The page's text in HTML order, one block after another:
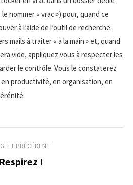
le nommer « vrac ») pour, quand ce
à l’aide de l’outil de recherche.
mails à traiter « à la main » et, quand
vide, appliquez vous à respecter les
le contrôle. Vous le constaterez
productivité, en organisation, en
PRÉCÉDENT
Onglet
Respirez !